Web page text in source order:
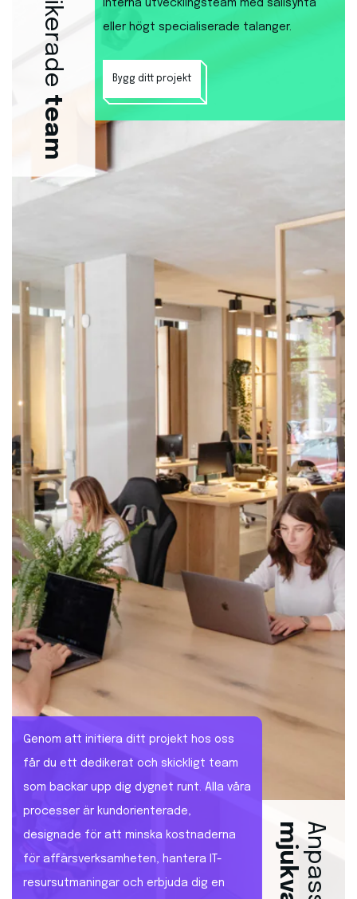
team
interna utvecklingsteam med sällsynta
eller högt specialiserade talanger.
Bygg ditt projekt
Genom att initiera ditt projekt hos oss
får du ett dedikerat och skickligt team
som backar upp dig dygnet runt. Alla våra
processer är kundorienterade,
designade för att minska kostnaderna
för affärsverksamheten, hantera IT-
resursutmaningar och erbjuda dig en